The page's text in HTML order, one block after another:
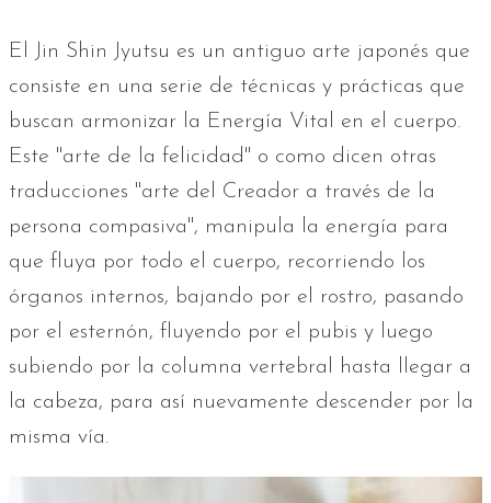
El Jin Shin Jyutsu es un antiguo arte japonés que
consiste en una serie de técnicas y prácticas que
buscan armonizar la Energía Vital en el cuerpo.
Este "arte de la felicidad" o como dicen otras
traducciones "arte del Creador a través de la
persona compasiva", manipula la energía para
que fluya por todo el cuerpo, recorriendo los
órganos internos, bajando por el rostro, pasando
por el esternón, fluyendo por el pubis y luego
subiendo por la columna vertebral hasta llegar a
la cabeza, para así nuevamente descender por la
misma vía.